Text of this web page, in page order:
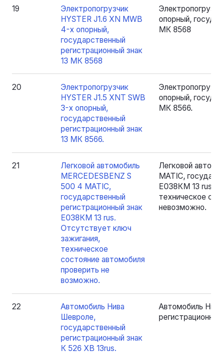
19
Электропогрузчик
HYSTER J1.6 XN MWB
4-х опорный,
государственный
регистрационный знак
13 МК 8568
опорный,
МК 8568
20
Электропогрузчик
HYSTER J1.5 XNT SWB
3-х опорный,
государственный
регистрационный знак
13 МК 8566.
опорный,
МК 8566.
21
Легковой автомобиль
MERCEDESBENZ S
500 4 MATIC,
государственный
регистрационный знак
E038КМ 13 rus.
Отсутствует ключ
зажигания,
техническое
состояние автомобиля
проверить не
возможно.
Легковой
MATIC,
E038КМ 13 rus.
техническое
невозможно.
22
Автомобиль Нива
Шевроле,
государственный
регистрационный знак
К 526 ХВ 13rus.
Автомобиль